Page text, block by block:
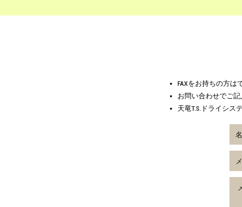
FAXをお持ちの方は
お問い合わせでご
天竜T.S.ドライシス